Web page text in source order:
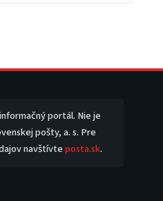
portál. Nie je
pošty, a. s. Pre
navštívteposta.sk.